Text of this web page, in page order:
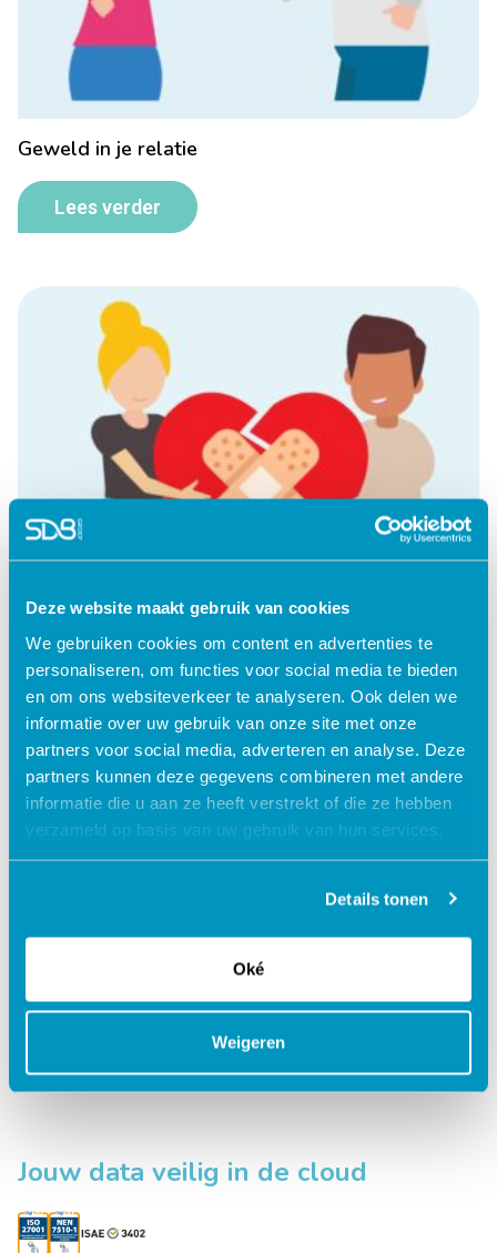
Deze website maakt gebruik van cookies
We gebruiken cookies om content en advertenties te
personaliseren, om functies voor social media te bieden
en om ons websiteverkeer te analyseren. Ook delen we
informatie over uw gebruik van onze site met onze
partners voor social media, adverteren en analyse. Deze
partners kunnen deze gegevens combineren met andere
informatie die u aan ze heeft verstrekt of die ze hebben
verzameld op basis van uw gebruik van hun services.
Details tonen
Oké
Weigeren
Geweld in je relatie
Lees verder
Werken aan je relatie
Lees verder
Jouw data veilig in de cloud